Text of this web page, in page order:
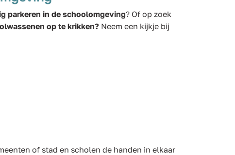
parkeren in de schoolomgeving? Of op zoek
op te krikken? Neem een kijkje bij
of stad en scholen de handen in elkaar